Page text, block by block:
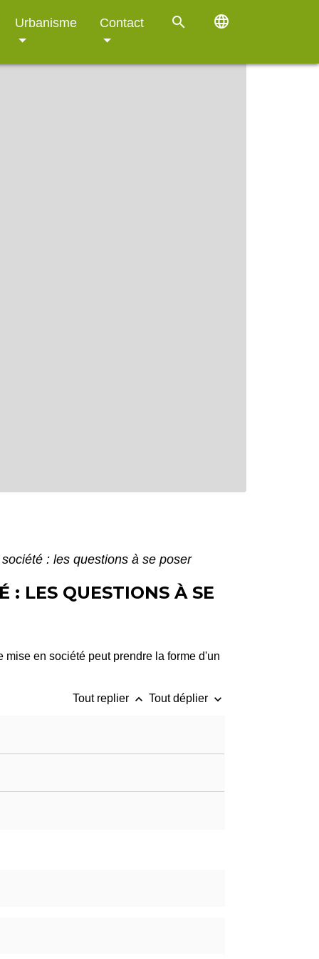
Urbanisme Contact search language
: les questions à se poser
: LES QUESTIONS À SE
mise en société peut prendre la forme d'un
Tout replier keyboard_arrow_up Tout déplier keyboard_arrow_down